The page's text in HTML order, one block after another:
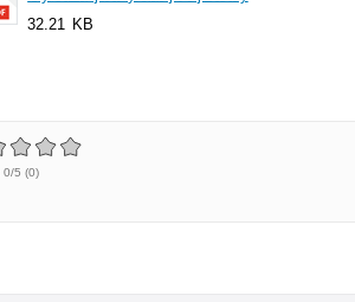
32.21 KB
0/5 (0)